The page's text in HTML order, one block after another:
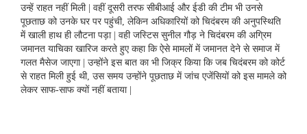
उन्हें राहत नहीं मिली | वहीं दूसरी तरफ सीबीआई और ईडी की टीम भी उनसे
पूछताछ को उनके घर पर पहुंची, लेकिन अधिकारियों को चिदंबरम की अनुपस्थिति
में खाली हाथ ही लौटना पड़ा | वही जस्टिस सुनील गौड़ ने चिदंबरम की अग्रिम
जमानत याचिका खारिज करते हुए कहा कि ऐसे मामलों में जमानत देने से समाज में
गलत मैसेज जाएगा | उन्होंने इस बात का भी जिक्र किया कि जब चिदंबरम को कोर्ट
से राहत मिली हुई थी, उस समय उन्होंने पूछताछ में जांच एजेंसियों को इस मामले को
लेकर साफ-साफ क्यों नहीं बताया |